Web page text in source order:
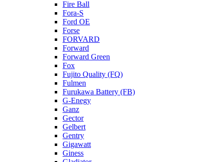
Fire Ball
Fora-S
Ford OE
Forse
FORVARD
Forward
Forward Green
Fox
Fujito Quality (FQ)
Fulmen
Furukawa Battery (FB)
G-Enegy
Ganz
Gector
Gelbert
Gentry
Gigawatt
Giness